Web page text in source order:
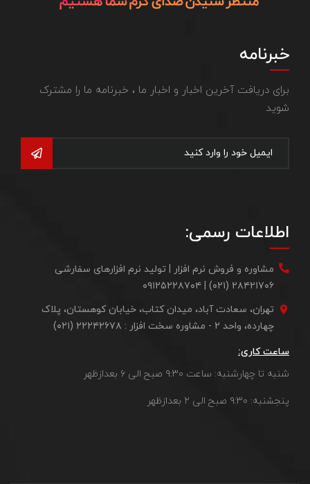
خبرنامه
برای دریافت آخرین اخبار و اخبار ما ، خبرنامه ما را مشترک
شوید
اطلاعات رسمی:
مشاوره و فروش نرم افزار | تولید نرم افزارهای سفارشی
۲۸۴۲۱۷۰۶ (۰۲۱) | ۰۹۱۲۵۲۲۸۷۰۴
تهران، سعادت آباد، میدان کتاب، خیابان کوهستان، پلاک
چهارده، واحد ۲ - مشاوره سخت افزار : ۲۲۲۴۲۶۷۸ (۰۲۱)
ساعت کاری:
شنبه تا چهارشنبه: ساعت ۹:۳۰ صبح الی ۶ بعدازظهر
پنجشنبه: ۹:۳۰ صبح الی ۲ بعدازظهر